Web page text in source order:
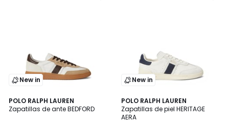
New in
POLO RALPH LAUREN
Zapatillas de ante BEDFORD
2
Colores
New in
POLO RALPH LAUREN
Zapatillas de piel HERITAGE
AERA
4,3
/ 5